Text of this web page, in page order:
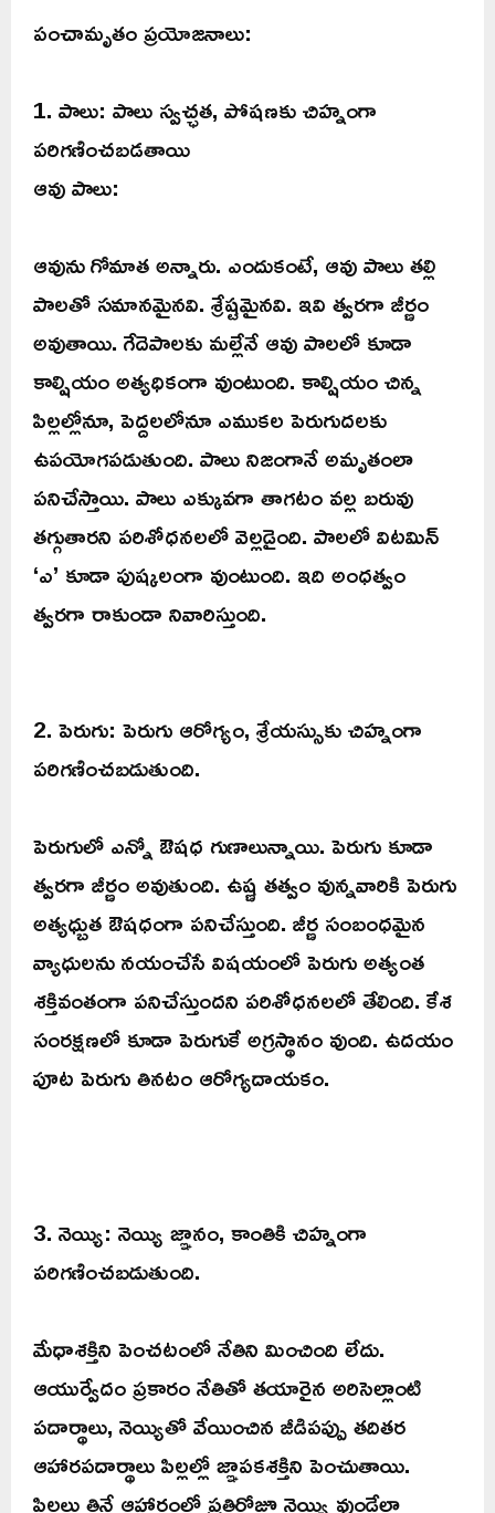
పంచామృతం ప్రయోజనాలు:
1. పాలు: పాలు స్వచ్ఛత, పోషణకు చిహ్నంగా
పరిగణించబడతాయి
ఆవు పాలు:
ఆవును గోమాత అన్నారు. ఎందుకంటే, ఆవు పాలు తల్లి
పాలతో సమానమైనవి. శ్రేష్టమైనవి. ఇవి త్వరగా జీర్ణం
అవుతాయి. గేదెపాలకు మల్లేనే ఆవు పాలలో కూడా
కాల్షియం అత్యధికంగా వుంటుంది. కాల్షియం చిన్న
పిల్లల్లోనూ, పెద్దలలోనూ ఎముకల పెరుగుదలకు
ఉపయోగపడుతుంది. పాలు నిజంగానే అమృతంలా
పనిచేస్తాయి. పాలు ఎక్కువగా తాగటం వల్ల బరువు
తగ్గుతారని పరిశోధనలలో వెల్లడైంది. పాలలో విటమిన్
‘ఎ’ కూడా పుష్కలంగా వుంటుంది. ఇది అంధత్వం
త్వరగా రాకుండా నివారిస్తుంది.
2. పెరుగు: పెరుగు ఆరోగ్యం, శ్రేయస్సుకు చిహ్నంగా
పరిగణించబడుతుంది.
పెరుగులో ఎన్నో ఔషధ గుణాలున్నాయి. పెరుగు కూడా
త్వరగా జీర్ణం అవుతుంది. ఉష్ణ తత్వం వున్నవారికి పెరుగు
అత్యధ్బుత ఔషధంగా పనిచేస్తుంది. జీర్ణ సంబంధమైన
వ్యాధులను నయంచేసే విషయంలో పెరుగు అత్యంత
శక్తివంతంగా పనిచేస్తుందని పరిశోధనలలో తేలింది. కేశ
సంరక్షణలో కూడా పెరుగుకే అగ్రస్థానం వుంది. ఉదయం
పూట పెరుగు తినటం ఆరోగ్యదాయకం.
3. నెయ్యి: నెయ్యి జ్ఞానం, కాంతికి చిహ్నంగా
పరిగణించబడుతుంది.
మేధాశక్తిని పెంచటంలో నేతిని మించింది లేదు.
ఆయుర్వేదం ప్రకారం నేతితో తయారైన అరిసెల్లాంటి
పదార్థాలు, నెయ్యితో వేయించిన జీడిపప్పు తదితర
ఆహారపదార్థాలు పిల్లల్లో జ్ఞాపకశక్తిని పెంచుతాయి.
పిల్లలు తినే ఆహారంలో ప్రతిరోజూ నెయ్యి వుండేలా